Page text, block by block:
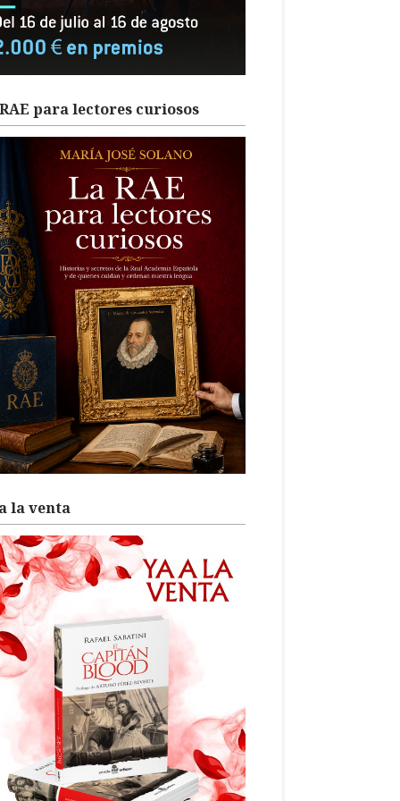
para lectores curiosos
la venta